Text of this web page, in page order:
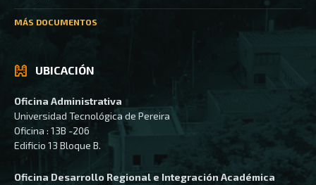
MÁS DOCUMENTOS
UBICACIÓN
Oficina Administrativa
Universidad Tecnológica de Pereira
Oficina : 13B -206
Edificio 13 Bloque B.
Oficina Desarrollo Regional e Integración Académica